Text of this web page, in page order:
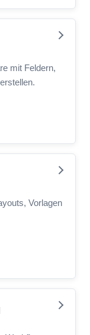
mit Feldern,
Vorlagen